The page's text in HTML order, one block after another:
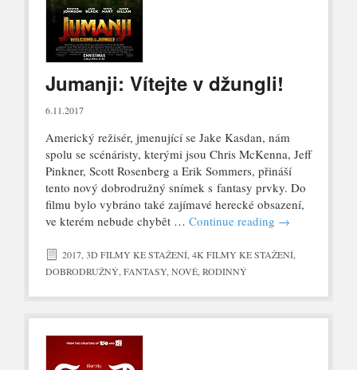
Jumanji: Vítejte v džungli!
6.11.2017
Americký režisér, jmenující se Jake Kasdan, nám
spolu se scénáristy, kterými jsou Chris McKenna, Jeff
Pinkner, Scott Rosenberg a Erik Sommers, přináší
tento nový dobrodružný snímek s fantasy prvky. Do
filmu bylo vybráno také zajímavé herecké obsazení,
ve kterém nebude chybět … Continue reading →
2017,3D FILMY KE STAŽENÍ,4K FILMY KE STAŽENÍ,
DOBRODRUŽNÝ,FANTASY,NOVÉ,RODINNÝ